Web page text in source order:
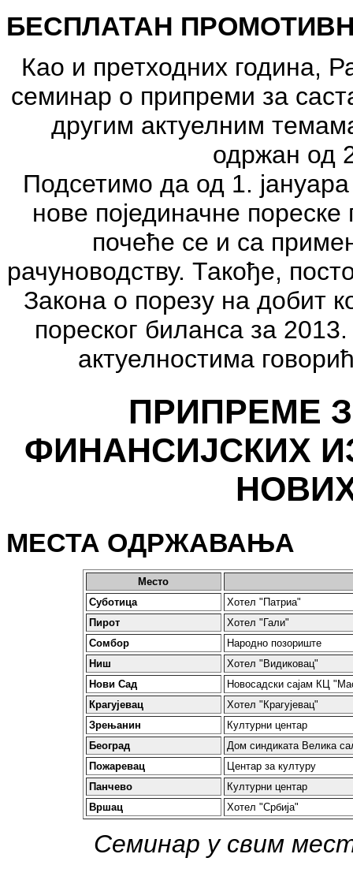
БЕСПЛАТАН
Као и претходних година,
семинар о припреми за
другим актуелним
одржан од
Подсетимо да од 1.
нове појединачне пореске
почеће се и са
рачуноводству. Такође,
Закона о порезу на добит
пореског биланса за
актуелностима
ПРИПРЕМЕ
ФИНАНСИЈСКИХ
МЕСТА ОДРЖАВАЊА
Место
Суботица
Хотел "Патриа"
Пирот
Хотел "Гали"
Сомбор
Народно позориште
Ниш
Хотел "Видиковац"
Нови Сад
Новосадски сајам КЦ
Крагујевац
Хотел "Крагујевац"
Зрењанин
Културни центар
Београд
Дом синдиката Велика
Пожаревац
Центар за културу
Панчево
Културни центар
Вршац
Хотел "Србија"
Семинар у свим